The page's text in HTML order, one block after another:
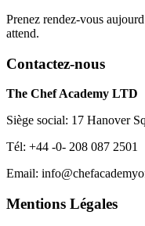
Prenez rendez-vous
attend.
Contactez-nous
The Chef Academy LTD
Siège social: 17 Hanover
Tél: +44 -0- 208 087 2501
Email:
Mentions Légales